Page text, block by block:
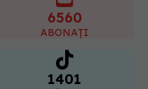
6560
ABONAȚI
1401